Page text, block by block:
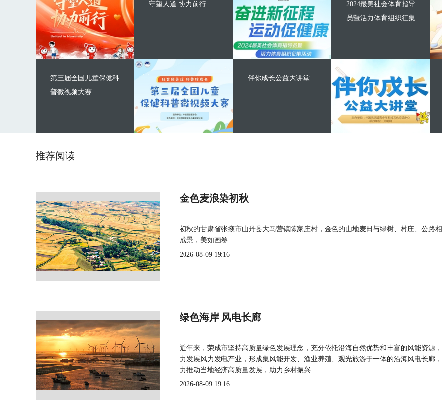
守望人道 协力前行
第三届全国儿童保健科
普微视频大赛
2024最美社会体育指导
员暨活力体育组织征集
伴你成长公益大讲堂
推荐阅读
金色麦浪染初秋
初秋的甘肃省张掖市山丹县大马营镇陈家庄村，金色的山地麦田与绿树、村庄、公路
成景，美如画卷
2026-08-09 19:16
绿色海岸 风电长廊
近年来，荣成市坚持高质量绿色发展理念，充分依托沿海自然优势和丰富的风能资源
力发展风力发电产业，形成集风能开发、渔业养殖、观光旅游于一体的沿海风电长廊
力推动当地经济高质量发展，助力乡村振兴
2026-08-09 19:16